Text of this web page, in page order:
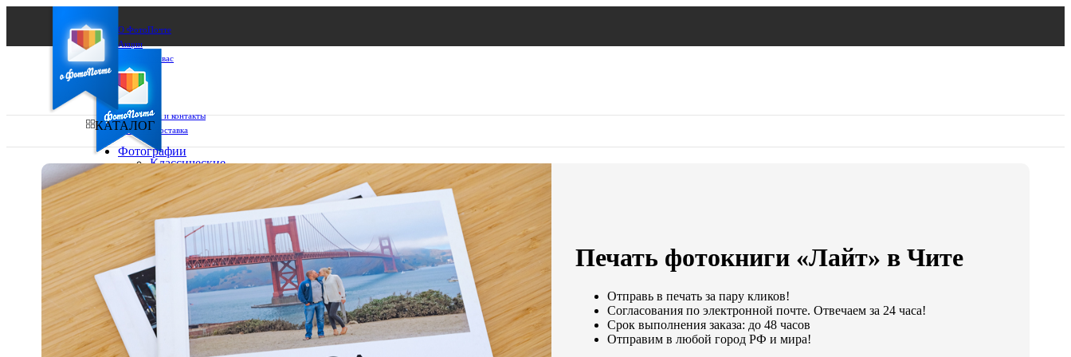
О ФотоПочте
Акции
Сделаем за вас
Бизнесу
FAQ
Франшиза
Поддержка и контакты
Оплата и доставка
Ваш город:
Ваш регион доставки
Выберите из списка:
КАТАЛОГ
Фотографии
Классические
фото
10х10
10х15
13х18
15х15
15х20
20х20
20х30
30х30
30х40
А4
Фото
Печать фотокниги «Лайт» в Чите
Отправь в печать за пару кликов!
Согласования по электронной почте. Отвечаем за 24 часа!
Срок выполнения заказа: до 48 часов
Отправим в любой город РФ и мира!